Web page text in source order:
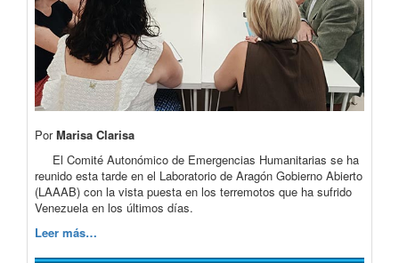
PorMarisa Clarisa
El Comité Autonómico de Emergencias Humanitarias se ha
reunido esta tarde en el Laboratorio de Aragón Gobierno Abierto
(LAAAB) con la vista puesta en los terremotos que ha sufrido
Venezuela en los últimos días.
Leer más…